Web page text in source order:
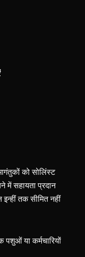
को सोलिंस्ट
सहायता प्रदान
तक सीमित नहीं
या कर्मचारियों